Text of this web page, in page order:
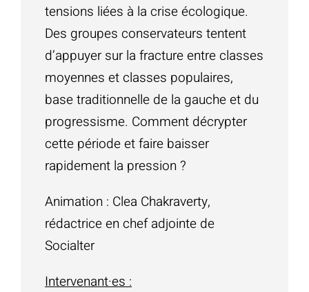
tensions liées à la crise écologique.
Des groupes conservateurs tentent
d’appuyer sur la fracture entre classes
moyennes et classes populaires,
base traditionnelle de la gauche et du
progressisme. Comment décrypter
cette période et faire baisser
rapidement la pression ?
Animation : Clea Chakraverty,
rédactrice en chef adjointe de
Socialter
Intervenant·es :